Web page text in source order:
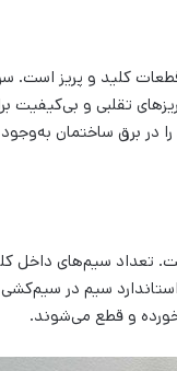
کلید و پریز است.
تقلبی و بی‌کیفیت
در برق ساختمان
سیم‌های داخل
سیم در
و قطع می‌شوند.